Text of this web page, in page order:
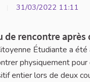
31/03/2022 11:11
de rencontre
Étudiante a
physiquement
entier lors de deux